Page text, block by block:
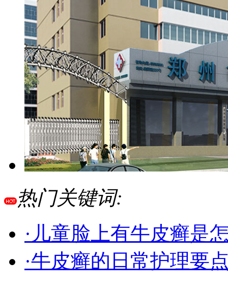
热门关键词:
·儿童脸上有牛皮癣是
·牛皮癣的日常护理要